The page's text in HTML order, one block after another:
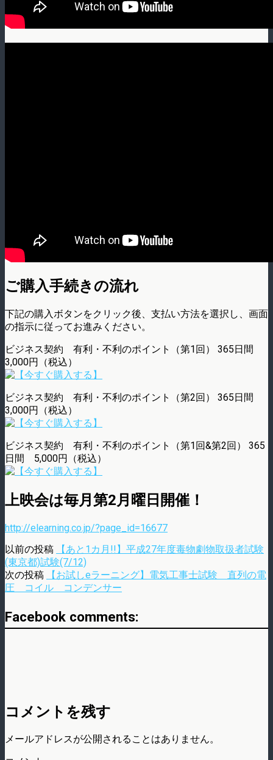
ご購入手続きの流れ
下記の購入ボタンをクリック後、支払い方法を選択し、画面
の指示に従ってお進みください。
ビジネス契約 有利・不利のポイント（第1回） 365日間
3,000円（税込）
ビジネス契約 有利・不利のポイント（第2回） 365日間
3,000円（税込）
ビジネス契約 有利・不利のポイント（第1回&第2回） 365
日間 5,000円（税込）
上映会は毎月第2月曜日開催！
http://elearning.co.jp/?page_id=16677
以前の投稿
【あと1カ月!!】平成27年度毒物劇物取扱者試験
(東京都)試験(7/12)
次の投稿
【お試しeラーニング】電気工事士試験 直列の電
圧 コイル コンデンサー
Facebook comments:
コメントを残す
メールアドレスが公開されることはありません。